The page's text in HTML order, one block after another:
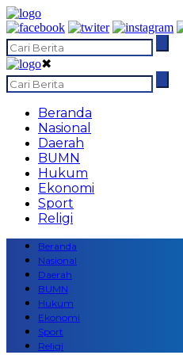
✖
Beranda
Nasional
Daerah
BUMN
Hukum
Ekonomi
Sport
Religi
Beranda
Nasional
Daerah
BUMN
Hukum
Ekonomi
Sport
Religi